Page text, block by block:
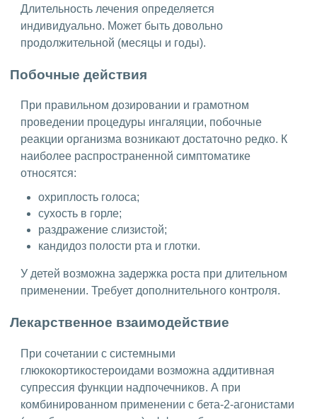
Длительность лечения определяется
индивидуально. Может быть довольно
продолжительной (месяцы и годы).
Побочные действия
При правильном дозировании и грамотном
проведении процедуры ингаляции, побочные
реакции организма возникают достаточно редко. К
наиболее распространенной симптоматике
относятся:
охриплость голоса;
сухость в горле;
раздражение слизистой;
кандидоз полости рта и глотки.
У детей возможна задержка роста при длительном
применении. Требует дополнительного контроля.
Лекарственное взаимодействие
При сочетании с системными
глюкокортикостероидами возможна аддитивная
супрессия функции надпочечников. А при
комбинированном применении с бета-2-агонистами